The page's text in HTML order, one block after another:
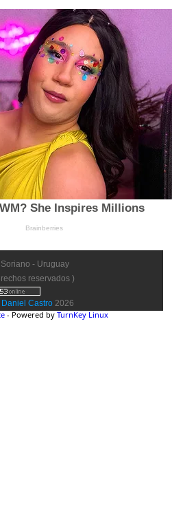
- Uruguay
reservados )
Daniel Castro 2026
- Powered by TurnKey Linux